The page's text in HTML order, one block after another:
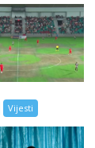
Vijesti